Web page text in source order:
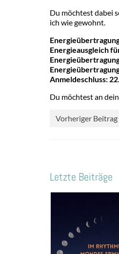
Du möchtest dabei
ich wie gewohnt.
Energieausgleich
Anmeldeschluss:
Du möchtest an
Vorheriger Beitrag
Letzte Beiträge